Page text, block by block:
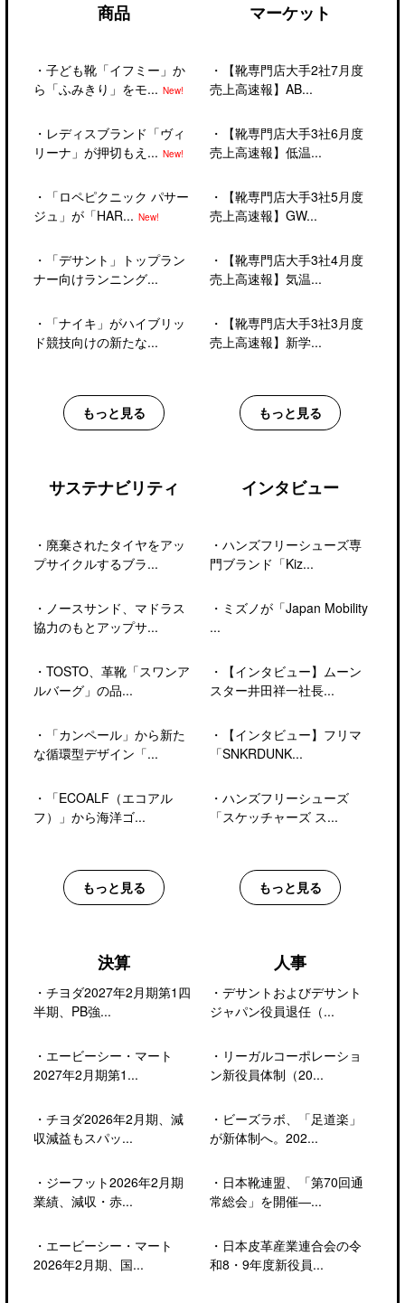
商品
・ 子ども靴「イフミー」か
ら「ふみきり」をモ... New!
・ レディスブランド「ヴィ
リーナ」が押切もえ... New!
・
「ロペピクニック パサー
ジュ」が「HAR... New!
・
「デサント」トップラン
ナー向けランニング...
・
「ナイキ」がハイブリッ
ド競技向けの新たな...
もっと見る
マーケット
・
【靴専門店大手2社7月度
売上高速報】AB...
・
【靴専門店大手3社6月度
売上高速報】低温...
・
【靴専門店大手3社5月度
売上高速報】GW...
・
【靴専門店大手3社4月度
売上高速報】気温...
・
【靴専門店大手3社3月度
売上高速報】新学...
もっと見る
サステナビリティ
・ 廃棄されたタイヤをアッ
プサイクルするブラ...
・ ノースサンド、マドラス
協力のもとアップサ...
・ TOSTO、革靴「スワンア
ルバーグ」の品...
・
「カンペール」から新た
な循環型デザイン「...
・
「ECOALF（エコアル
フ）」から海洋ゴ...
もっと見る
インタビュー
・ ハンズフリーシューズ専
門ブランド「Kiz...
・ ミズノが「Japan Mobility
...
・
【インタビュー】ムーン
スター井田祥一社長...
・
【インタビュー】フリマ
「SNKRDUNK...
・ ハンズフリーシューズ
「スケッチャーズ ス...
もっと見る
決算
・ チヨダ2027年2月期第1四
半期、PB強...
・ エービーシー・マート
2027年2月期第1...
・ チヨダ2026年2月期、減
収減益もスパッ...
・ ジーフット2026年2月期
業績、減収・赤...
・ エービーシー・マート
2026年2月期、国...
人事
・ デサントおよびデサント
ジャパン役員退任（...
・ リーガルコーポレーショ
ン新役員体制（20...
・ ビーズラボ、「足道楽」
が新体制へ。202...
・ 日本靴連盟、「第70回通
常総会」を開催―...
・ 日本皮革産業連合会の令
和8・9年度新役員...